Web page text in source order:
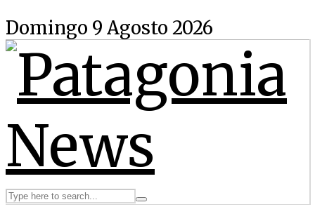
Domingo 9 Agosto 2026